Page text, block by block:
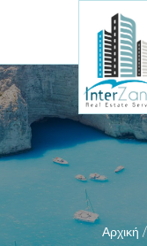
Αρχική /